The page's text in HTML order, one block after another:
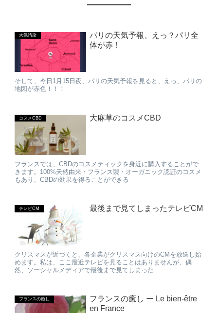
大気汚染
パリの天気予報、えっ？パリ全
体が赤！
そして、今日1月15日夜、パリの天気予報を見ると、えっ、パリの
地図が赤色！！！
コスメCBD 大麻草のコスメCBD
フランスでは、CBDのコスメティックを身近に購入することがで
きます。100%天然由来・フランス製・オーガニック認証のコスメ
もあり、CBDの効果を得ることができる
テレビCM 最後まで見てしまったテレビCM
クリスマスが近づくと、各企業がクリスマス向けのCMを放送し始
めます。私は、ここ最近テレビを見ることはありませんが、偶
然、ソーシャルメディアで最後まで見てしまった
フランスの癒し
フランスの癒し ー Le bien-être
en France